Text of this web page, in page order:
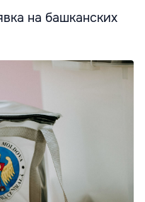
на башканских